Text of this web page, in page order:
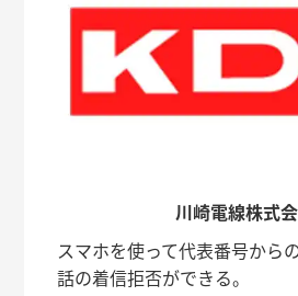
川崎電線株式
スマホを使って代表番号から
話の着信拒否ができる。